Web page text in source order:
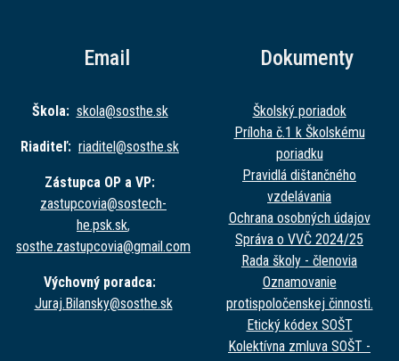
Email
Škola: skola@sosthe.sk
Riaditeľ: riaditel@sosthe.sk
Zástupca OP a VP:
zastupcovia@sostech-
he.psk.sk,
sosthe.zastupcovia@gmail.com
Výchovný poradca:
Juraj.Bilansky@sosthe.sk
Dokumenty
Školský poriadok
Príloha č.1 k Školskému
poriadku
Pravidlá dištančného
vzdelávania
Ochrana osobných údajov
Správa o VVČ 2024/25
Rada školy - členovia
Oznamovanie
protispoločenskej činnosti.
Etický kódex SOŠT
Kolektívna zmluva SOŠT -